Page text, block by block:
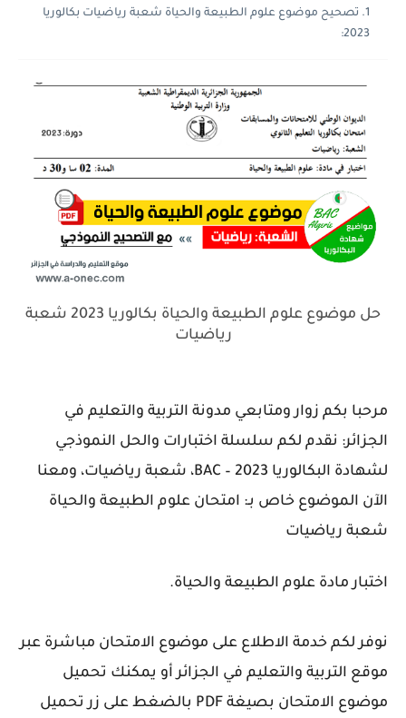
تصحيح موضوع علوم الطبيعة والحياة شعبة رياضيات بكالوريا
2023:
حل موضوع علوم الطبيعة والحياة بكالوريا 2023 شعبة
رياضيات
مرحبا بكم زوار ومتابعي مدونة التربية والتعليم في
الجزائر: نقدم لكم سلسلة اختبارات والحل النموذجي
لشهادة البكالوريا 2023 – BAC، شعبة رياضيات، ومعنا
الآن الموضوع خاص بـ: امتحان علوم الطبيعة والحياة
شعبة رياضيات
اختبار مادة علوم الطبيعة والحياة.
نوفر لكم خدمة الاطلاع على موضوع الامتحان مباشرة عبر
موقع التربية والتعليم في الجزائر أو يمكنك تحميل
موضوع الامتحان بصيغة PDF بالضغط على زر تحميل